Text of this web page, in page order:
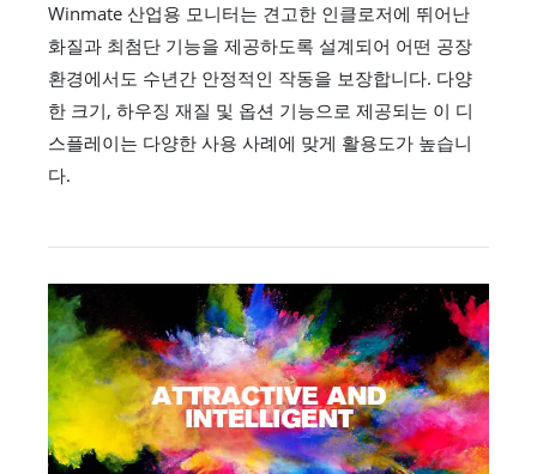
Winmate 산업용 모니터는 견고한 인클로저에 뛰어난
화질과 최첨단 기능을 제공하도록 설계되어 어떤 공장
환경에서도 수년간 안정적인 작동을 보장합니다. 다양
한 크기, 하우징 재질 및 옵션 기능으로 제공되는 이 디
스플레이는 다양한 사용 사례에 맞게 활용도가 높습니
다.